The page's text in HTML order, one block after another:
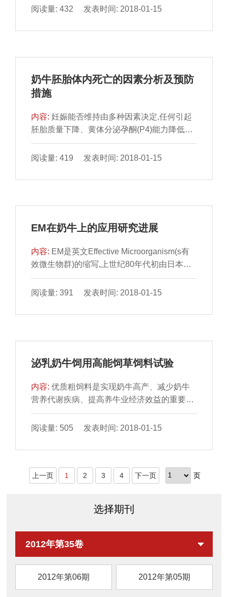
高产奶量,长期饲喂过多的精料或饲料骤变,奶
收后造成血液循环紊乱,使真皮瘀血而发炎。
机能受到严重障碍,影响蹄的血液循环而容易诱
急促,蹄部动脉搏动亢进,蹄温升高,用蹄钳敲打
或钳压...
阅读量: 432 发表时间: 2018-01-15
奶牛胚胎体内死亡的因素分析及预防
措施
内容:妊娠能否维持由多种因素决定,任何引起
胚胎质量下降、黄体分泌孕酮(P4)能力降低及
不适宜的子宫内环境等都可能导致胚胎死亡。
奶牛妊娠损失主要由42天前的胚胎死亡引起的
损失一般不超过10%(Vasconcelos,1997)。经
42天的妊娠率降到35%￣45%,据此估计,胚胎
等,夏季泌乳牛受胎率降低至15%左右,因此胚
阅读量: 419 发表时间: 2018-01-15
EM在奶牛上的应用研究进展
内容: EM是英文Effective Microorganism(s有
效微生物群)的缩写,上世纪80年代初由日本比
嘉照夫教授研制成功,其在促进畜禽生长,提高
抗病能力,清除粪尿恶臭,生产绿色食品等方面
菌光合细菌菌体本身含有丰富的蛋白质、维生
1.2乳酸菌乳酸菌能阻止和抑制致病菌的侵入
维生素,产生消化酶类,帮助食物消化和营养吸
阅读量: 391 发表时间: 2018-01-15
泌乳奶牛饲用高能饲草饲料试验
内容:优质粗饲料是实现奶牛高产、减少奶牛
营养代谢疾病、提高养牛业经济效益的重要物
质基础。但作为许多地方主要粗饲料来源的玉
米秸秆,在未经处理前,其营养价值较低,而据报
净能可达到2.13NND/kg;且经高温消毒处理,饲
林奶牛场对盱眙金泰高能饲草饲料有限公司采
阅读量: 505 发表时间: 2018-01-15
上一页 1 2 3 4 下一页 页
选择期刊
2012年第35卷
2012年第06期 2012年第05期